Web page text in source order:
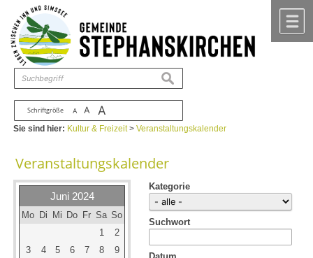
Zum Inhalt ,zur Navigation
Schriftgröße A A A
suchen
Sie sind hier: Kultur & Freizeit>Veranstaltungskalender
Veranstaltungskalender
Juni 2024
Mo Di Mi Do Fr Sa So
1
2
3
4 5 6 7 8
9
Kategorie
Suchwort